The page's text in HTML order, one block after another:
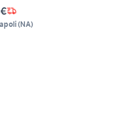
(NA)